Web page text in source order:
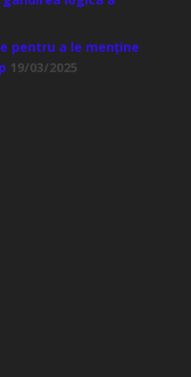
pentru a le menține
19/03/2025